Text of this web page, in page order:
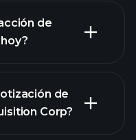
de
de
Corp?